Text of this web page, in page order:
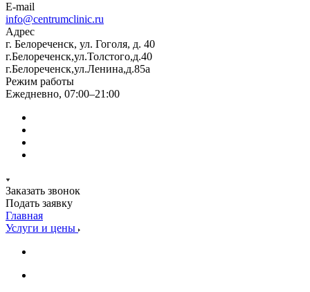
E-mail
info@centrumclinic.ru
Адрес
г. Белореченск, ул. Гоголя, д. 40
г.Белореченск,ул.Толстого,д.40
г.Белореченск,ул.Ленина,д.85а
Режим работы
Ежедневно, 07:00–21:00
Заказать звонок
Подать заявку
Главная
Услуги и цены